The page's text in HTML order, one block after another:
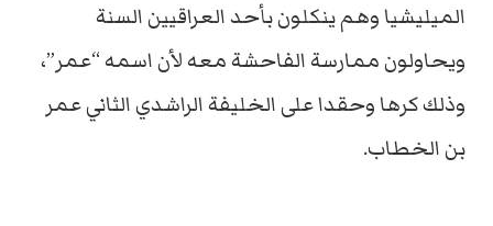
الميليشيا وهم ينكلون بأحد العراقيين السنة
ويحاولون ممارسة الفاحشة معه لأن اسمه “عمر”،
وذلك كرها وحقدا على الخليفة الراشدي الثاني عمر
بن الخطاب.